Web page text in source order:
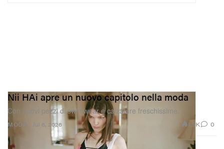
MODA
Nii HAi apre un nuovo capitolo nella moda
Con nuovi pezzi di swimwear e calzature freschissime.
Jul 6, 2026 1.9K 0